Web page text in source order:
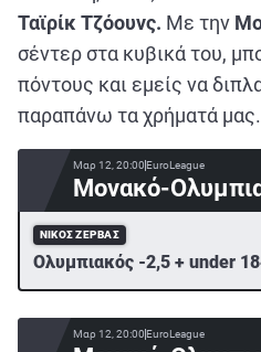
Ταϊρίκ Τζόουνς. Με την
σέντερ στα κυβικά του,
πόντους και εμείς να
παραπάνω τα χρήματά μας.
Μαρ 12, 20:00EuroLeague
Μονακό-
ΝΊΚΟΣ ΖΈΡΒΑΣ
Ολυμπιακός -2,5 + under
Μαρ 12, 20:00EuroLeague